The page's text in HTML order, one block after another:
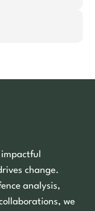
change.
analysis,
we